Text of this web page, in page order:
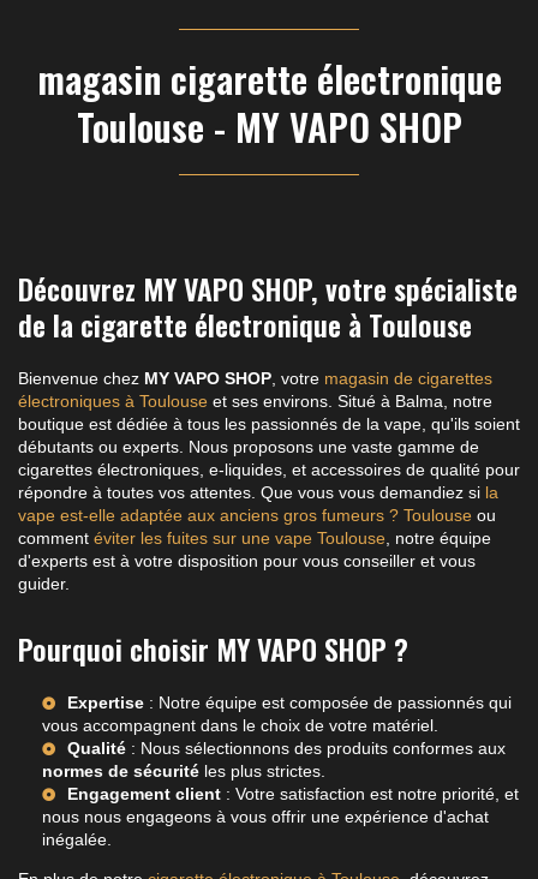
magasin cigarette électronique
Toulouse - MY VAPO SHOP
Découvrez MY VAPO SHOP, votre spécialiste
de la cigarette électronique à Toulouse
Bienvenue chez MY VAPO SHOP , votre magasin de cigarettes
électroniques à Toulouse et ses environs. Situé à Balma, notre
boutique est dédiée à tous les passionnés de la vape, qu'ils soient
débutants ou experts. Nous proposons une vaste gamme de
cigarettes électroniques, e-liquides, et accessoires de qualité pour
répondre à toutes vos attentes. Que vous vous demandiez si la
vape est-elle adaptée aux anciens gros fumeurs ? Toulouse ou
comment éviter les fuites sur une vape Toulouse , notre équipe
d'experts est à votre disposition pour vous conseiller et vous
guider.
Pourquoi choisir MY VAPO SHOP ?
Expertise : Notre équipe est composée de passionnés qui
vous accompagnent dans le choix de votre matériel.
Qualité : Nous sélectionnons des produits conformes aux
normes de sécurité les plus strictes.
Engagement client : Votre satisfaction est notre priorité, et
nous nous engageons à vous offrir une expérience d'achat
inégalée.